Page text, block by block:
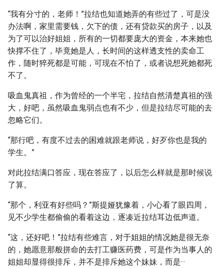
“我有分寸的，老师！”拉结也知道她弄的有些过了，可是没
办法啊，家里需要钱，欠下的债，还有贷款买的房子，以及
为了可以治好姐姐，所有的一切都要庞大的资金，本来她也
快撑不住了，毕竟她是人，长时间的这样透支性的卖命工
作，随时猝死都是可能，可现在不怕了，或者说想死她都死
不了。
吸血鬼真祖，作为曾经的一个半宅，拉结自然清楚真祖的强
大，好吧，虽然吸血鬼弱点也有不少，但是拉结尽可能的去
忽略它们。
“那行吧，有度不过去的困难就跟老师说，好歹你也是我的
学生。”
对此拉结满口答应，现在答应了，以后怎么样就是那时候说
了算。
“那个，利亚有好些吗？”斯提娅犹豫着，小心看了眼四周，
见不少学生都偷偷的看着这边，逐凑近拉结耳边低声道。
“这，还好吧！”拉结有些难言，对于姐姐的情况她是很无奈
的，她愿意那般拼命的去打工赚医药费，可是作为当事人的
姐姐却显得很排斥，并不是排斥她这个妹妹，而是···